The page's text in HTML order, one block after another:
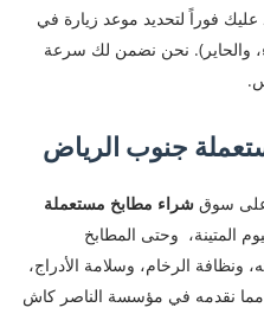
عليك فوراً لتحديد موعد زيارة في
والحاير). نحن نضمن لك سرعة
جنوب الرياض
على سوق شراء مطابخ مستعملة
المتينة، وحتى المطابخ
ونظافة الرخام، وسلامة الأدراج،
نقدمه في مؤسسة الناصر كاش